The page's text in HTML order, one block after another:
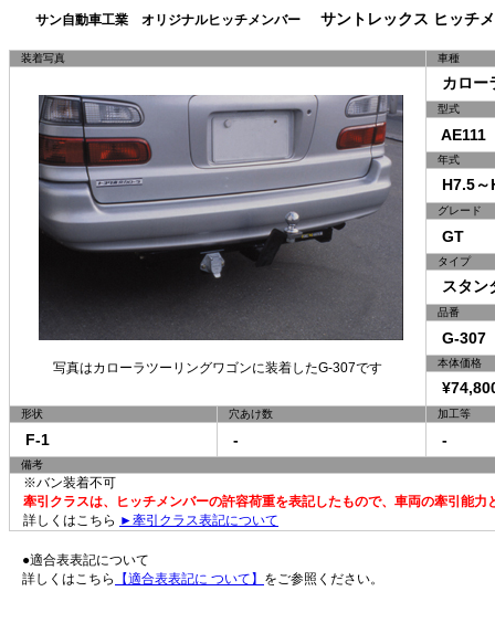
サン自動車工業 オリジナルヒッチメンバー サントレックス ヒッチ
装着写真 車種
写真はカローラツーリングワゴンに装着したG-307です
カロー
型式
AE111
年式
H7.5～
グレード
GT
タイプ
スタン
品番
G-307
本体価格
形状 穴あけ数 加工等
F-1 - -
備考
※バン装着不可
牽引クラスは、ヒッチメンバーの許容荷重を表記したもので、車両の牽引能
詳しくはこちら ►牽引クラス表記について
●適合表表記について
詳しくはこちら
【適合表表記に ついて】 をご参照ください。